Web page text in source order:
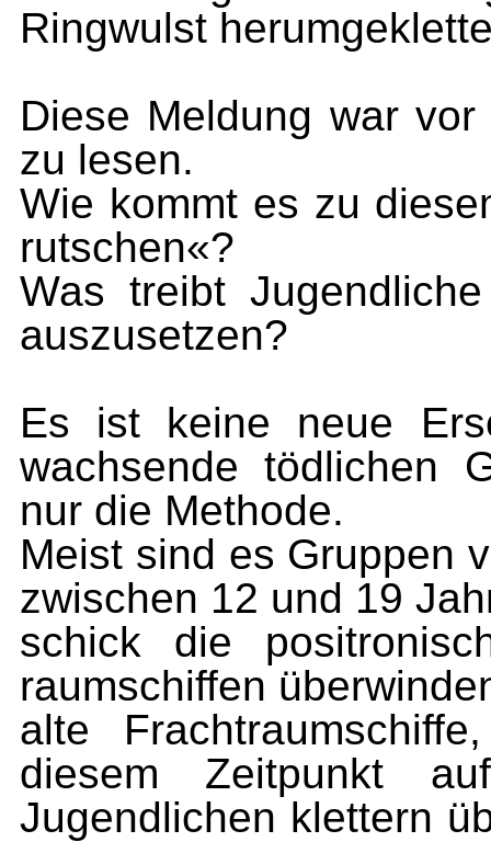
Ringwulst
Diese Meldung war
zu lesen.
Wie kommt es zu
rutschen«?
Was treibt
auszusetzen?
Es ist keine neue
wachsende tödlichen
nur die Methode.
Meist sind es Gruppen
zwischen 12 und 19
schick die
raumschiffen
alte
diesem Zeitpunkt
Jugendlichen klettern